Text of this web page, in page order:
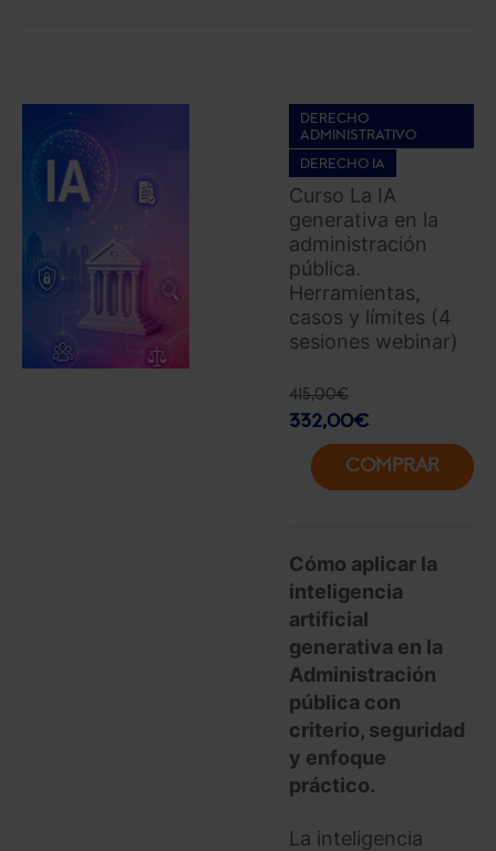
DERECHO
ADMINISTRATIVO
DERECHO IA
Curso La IA
generativa en la
administración
pública.
Herramientas,
casos y límites (4
sesiones webinar)
415,00€
332,00€
COMPRAR
Cómo aplicar la
inteligencia
artificial
generativa en la
Administración
pública con
criterio, seguridad
y enfoque
práctico.
La inteligencia